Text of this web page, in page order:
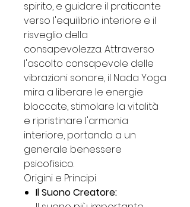
spirito, e guidare il praticante
verso l'equilibrio interiore e il
risveglio della
consapevolezza. Attraverso
l'ascolto consapevole delle
vibrazioni sonore, il Nada Yoga
mira a liberare le energie
bloccate, stimolare la vitalità
e ripristinare l'armonia
interiore, portando a un
generale benessere
psicofisico.
Origini e Principi
Il Suono Creatore: